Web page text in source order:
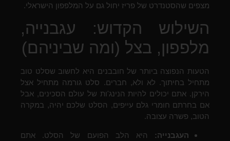
מצפים שהסטנדרט של פריז יחול גם על המלפפון הישראלי.
השילוש הקדוש: עגבנייה,
מלפפון, בצל (ומה שביניהם)
הטעות הנפוצה ביותר של חובבנים היא לחשוב שסלט טוב
מתחיל בחיתוך. לא ולא, חברים. סלט גורמה מתחיל אצל
הירקן. אתם יכולים להיות הנינג'ות של עולם הסכינים, אבל
אם בחרתם חומרי גלם עייפים, הסלט שלכם יהיה, במקרה
הטוב, פשרה עצובה.
העגבנייה:
היא הלב הפועם של הסלט. אתם